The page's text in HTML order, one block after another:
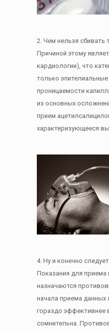
2. Чем нельзя сбивать
Причиной этому
кардиологии), что
только
проницаемости
из основных
прием
характеризующееся
4. Ну и конечно
Показания для приема
назначаются
начала приема
гораздо эффективнее
сомнительна.